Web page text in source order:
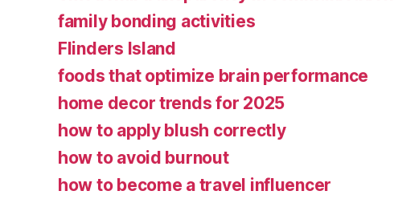
family bonding activities
Flinders Island
foods that optimize brain performance
home decor trends for 2025
how to apply blush correctly
how to avoid burnout
how to become a travel influencer